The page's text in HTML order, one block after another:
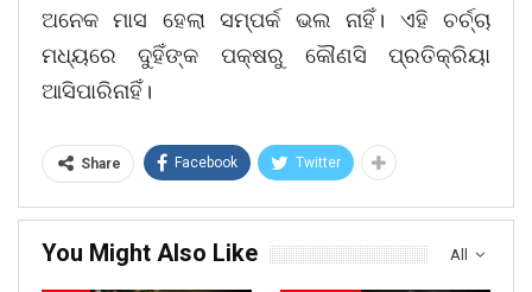
ଅନେକ ମାସ ହେଲା ସମ୍ପର୍କ ଭଲ ନାହିଁ। ଏହି ଚର୍ଚ୍ଚା
ମଧ୍ୟରେ ଦୁହିଁଙ୍କ ପକ୍ଷରୁ କୌଣସି ପ୍ରତିକ୍ରିୟା
ଆସିପାରିନାହିଁ।
Share Facebook Twitter
All
You Might Also Like